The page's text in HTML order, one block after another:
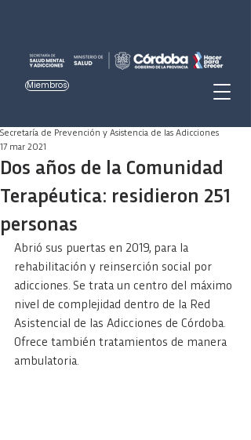
Miembros
Dos años de la Comunidad
Terapéutica: residieron 251
personas
Secretaría de Prevención y Asistencia de las Adicciones
17 mar 2021
Abrió sus puertas en 2019, para la
rehabilitación y reinserción social por
adicciones. Se trata un centro del máximo
nivel de complejidad dentro de la Red
Asistencial de las Adicciones de Córdoba.
Ofrece también tratamientos de manera
ambulatoria.